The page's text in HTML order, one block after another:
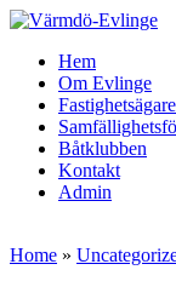
Hem
Om Evlinge
Båtklubben
Kontakt
Admin
Home »